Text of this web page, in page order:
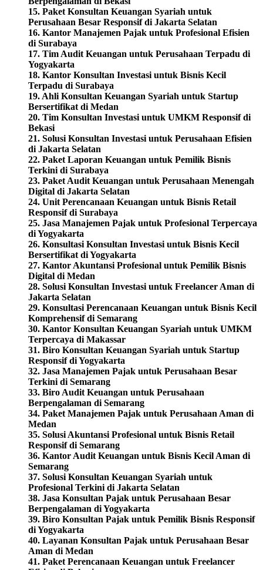
15. Paket Konsultan Keuangan Syariah untuk
Perusahaan Besar Responsif di Jakarta Selatan
16. Kantor Manajemen Pajak untuk Profesional Efisien
di Surabaya
17. Tim Audit Keuangan untuk Perusahaan Terpadu di
Yogyakarta
18. Kantor Konsultan Investasi untuk Bisnis Kecil
Terpadu di Surabaya
19. Ahli Konsultan Keuangan Syariah untuk Startup
Bersertifikat di Medan
20. Tim Konsultan Investasi untuk UMKM Responsif di
Bekasi
21. Solusi Konsultan Investasi untuk Perusahaan Efisien
di Jakarta Selatan
22. Paket Laporan Keuangan untuk Pemilik Bisnis
Terkini di Surabaya
23. Paket Audit Keuangan untuk Perusahaan Menengah
Digital di Jakarta Selatan
24. Unit Perencanaan Keuangan untuk Bisnis Retail
Responsif di Surabaya
25. Jasa Manajemen Pajak untuk Profesional Terpercaya
di Yogyakarta
26. Konsultasi Konsultan Investasi untuk Bisnis Kecil
Bersertifikat di Yogyakarta
27. Kantor Akuntansi Profesional untuk Pemilik Bisnis
Digital di Medan
28. Solusi Konsultan Investasi untuk Freelancer Aman di
Jakarta Selatan
29. Konsultasi Perencanaan Keuangan untuk Bisnis Kecil
Komprehensif di Semarang
30. Kantor Konsultan Keuangan Syariah untuk UMKM
Terpercaya di Makassar
31. Biro Konsultan Keuangan Syariah untuk Startup
Responsif di Yogyakarta
32. Jasa Manajemen Pajak untuk Perusahaan Besar
Terkini di Semarang
33. Biro Audit Keuangan untuk Perusahaan
Berpengalaman di Semarang
34. Paket Manajemen Pajak untuk Perusahaan Aman di
Medan
35. Solusi Akuntansi Profesional untuk Bisnis Retail
Responsif di Semarang
36. Kantor Audit Keuangan untuk Bisnis Kecil Aman di
Semarang
37. Solusi Konsultan Keuangan Syariah untuk
Profesional Terkini di Jakarta Selatan
38. Jasa Konsultan Pajak untuk Perusahaan Besar
Berpengalaman di Yogyakarta
39. Biro Konsultan Pajak untuk Pemilik Bisnis Responsif
di Yogyakarta
40. Layanan Konsultan Pajak untuk Perusahaan Besar
Aman di Medan
41. Paket Perencanaan Keuangan untuk Freelancer